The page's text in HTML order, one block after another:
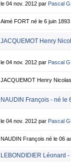
le 04 nov. 2012 par Pascal
Aimé FORT né le 6 juin 1893
JACQUEMOT Henry
le 04 nov. 2012 par Pascal
JACQUEMOT Henry
NAUDIN François - né le
le 04 nov. 2012 par Pascal
NAUDIN François né le 06
LEBONDIDIER Léonard